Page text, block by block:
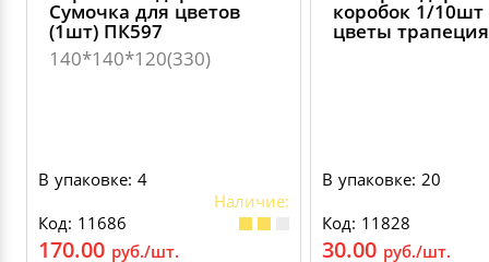
Сумочка для цветов
(1шт) ПК597
140*140*120(330)
В упаковке: 4
Наличие:
Код: 11686
170.00 руб./шт.
коробок 1/
цветы
В упаковке: 20
Код: 11828
30.00 руб./шт.